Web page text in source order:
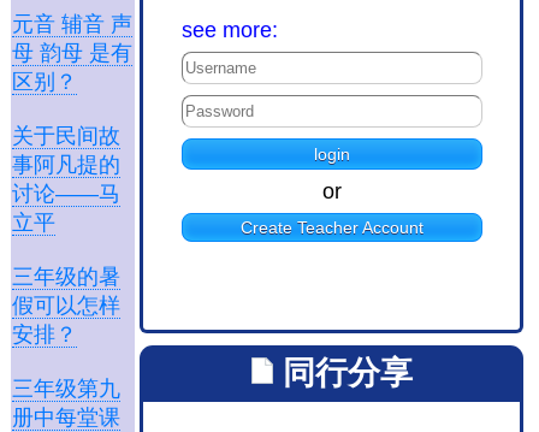
元音 辅音 声
母 韵母 是有
区别？
关于民间故
事阿凡提的
讨论——马
立平
三年级的暑
假可以怎样
安排？
三年级第九
册中每堂课
see more:
or
Create Teacher Account
同行分享